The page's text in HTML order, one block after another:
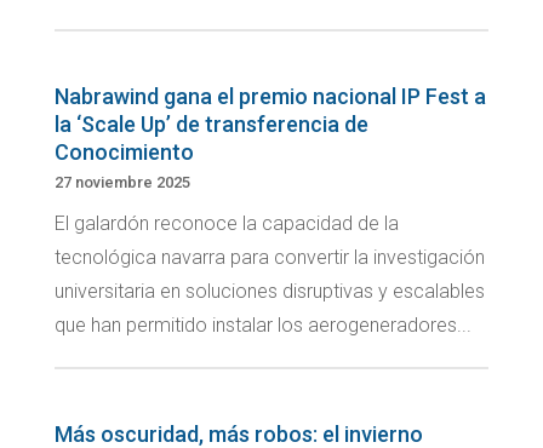
Nabrawind gana el premio nacional IP Fest a
la ‘Scale Up’ de transferencia de
Conocimiento
27 noviembre 2025
El galardón reconoce la capacidad de la
tecnológica navarra para convertir la investigación
universitaria en soluciones disruptivas y escalables
que han permitido instalar los aerogeneradores...
Más oscuridad, más robos: el invierno